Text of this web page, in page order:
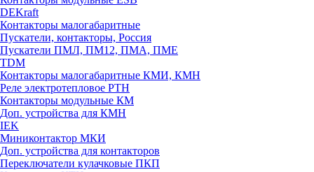
DEKraft
Контакторы малогабаритные
Пускатели, контакторы, Россия
Пускатели ПМЛ, ПМ12, ПМА, ПМЕ
TDM
Контакторы малогабаритные КМИ, КМН
Реле электротепловое РТН
Контакторы модульные КМ
Доп. устройства для КМН
IEK
Миниконтактор МКИ
Доп. устройства для контакторов
Переключатели кулачковые ПКП